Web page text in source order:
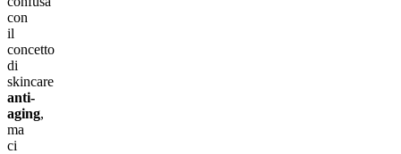
con
il
concetto
di
skincare
anti-
aging,
ma
ci